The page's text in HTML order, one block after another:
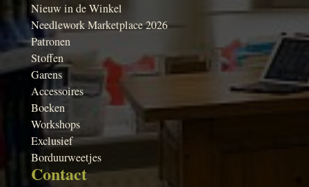
Nieuw in de Winkel
Needlework Marketplace 2026
Patronen
Stoffen
Garens
Accessoires
Boeken
Workshops
Exclusief
Borduurweetjes
Contact